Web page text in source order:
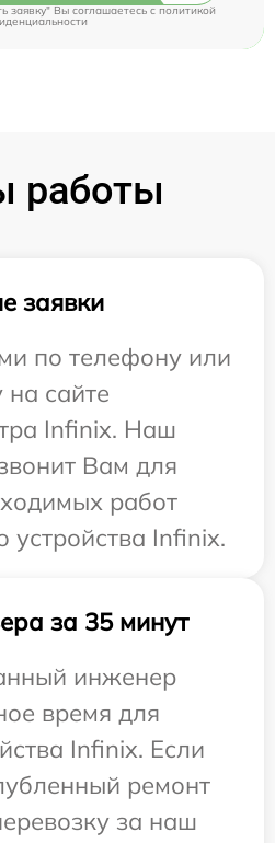
заявку" Вы соглашаетесь cполитикой
работы
заявки
по телефону или
на сайте
Infinix. Наш
Вам для
работ
Infinix.
за 35 минут
инженер
время для
Infinix. Если
ремонт
за наш